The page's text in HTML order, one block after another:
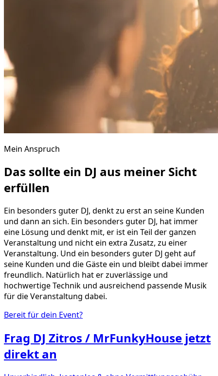
Mein Anspruch
Das sollte ein DJ aus meiner Sicht
erfüllen
Ein besonders guter DJ, denkt zu erst an seine Kunden
und dann an sich. Ein besonders guter DJ, hat immer
eine Lösung und denkt mit, er ist ein Teil der ganzen
Veranstaltung und nicht ein extra Zusatz, zu einer
Veranstaltung. Und ein besonders guter DJ geht auf
seine Kunden und die Gäste ein und bleibt dabei immer
freundlich. Natürlich hat er zuverlässige und
hochwertige Technik und ausreichend passende Musik
für die Veranstaltung dabei.
Bereit für dein Event?
Frag DJ Zitros / MrFunkyHouse jetzt
direkt an